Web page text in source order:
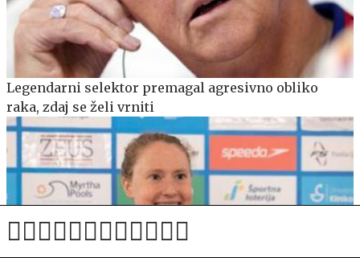
Legendarni selektor premagal agresivno obliko
raka, zdaj se želi vrniti